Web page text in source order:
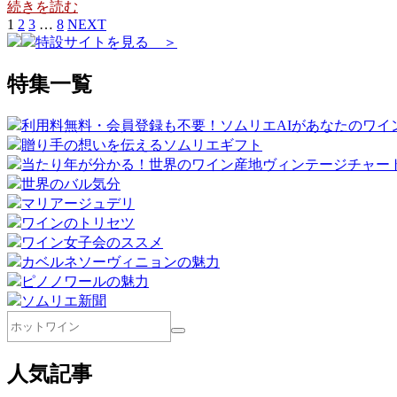
続きを読む
1 2 3 … 8 NEXT
特設サイトを見る ＞
特集一覧
利用料無料・会員登録も不要！ソムリエAIがあなたのワイ
贈り手の想いを伝えるソムリエギフト
当たり年が分かる！世界のワイン産地ヴィンテージチャー
世界のバル気分
マリアージュデリ
ワインのトリセツ
ワイン女子会のススメ
カベルネソーヴィニョンの魅力
ピノノワールの魅力
ソムリエ新聞
人気記事